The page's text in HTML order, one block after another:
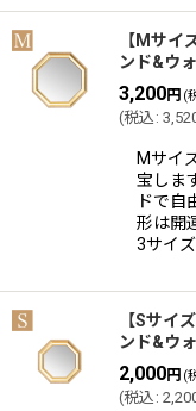
【Mサ
ンド&ウ
3,200円 (
(税込 :
Mサイ
宝しま
ドで自
形は開
3サイ
【Sサイ
ンド&ウ
2,000円 (
(税込 :